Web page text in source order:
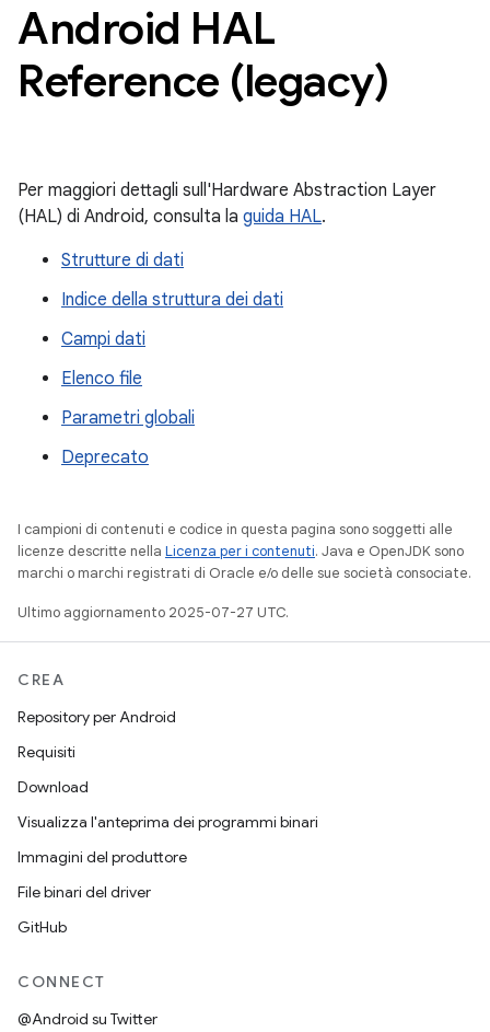
Android HAL
Reference (legacy)
Per maggiori dettagli sull'Hardware Abstraction Layer
(HAL) di Android, consulta la guida HAL.
Strutture di dati
Indice della struttura dei dati
Campi dati
Elenco file
Parametri globali
Deprecato
I campioni di contenuti e codice in questa pagina sono soggetti alle
licenze descritte nella Licenza per i contenuti. Java e OpenJDK sono
marchi o marchi registrati di Oracle e/o delle sue società consociate.
Ultimo aggiornamento 2025-07-27 UTC.
CREA
Repository per Android
Requisiti
Download
Visualizza l'anteprima dei programmi binari
Immagini del produttore
File binari del driver
GitHub
CONNECT
@Android su Twitter